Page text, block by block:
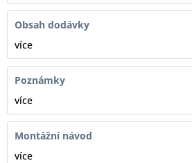
Obsah dodávky
více
Poznámky
více
Montážní návod
více